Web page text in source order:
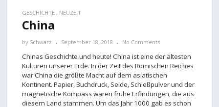
GESCHICHTE , NEUZEIT
China
by Schwarz September 18, 2018 No Comments
Chinas Geschichte und heute! China ist eine der ältesten
Kulturen unserer Erde. In der Zeit des Römischen Reiches
war China die größte Macht auf dem asiatischen
Kontinent. Papier, Buchdruck, Seide, Schießpulver und der
magnetische Kompass waren frühe Erfindungen, die aus
diesem Land stammen. Um das Jahr 1000 gab es schon